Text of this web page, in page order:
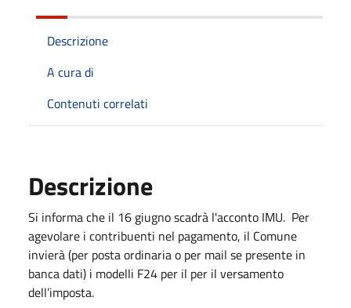
Descrizione
A cura di
Contenuti correlati
Descrizione
Si informa che il 16 giugno scadrà l'acconto IMU. Per
agevolare i contribuenti nel pagamento, il Comune
invierà (per posta ordinaria o per mail se presente in
banca dati) i modelli F24 per il per il versamento
dell’imposta.